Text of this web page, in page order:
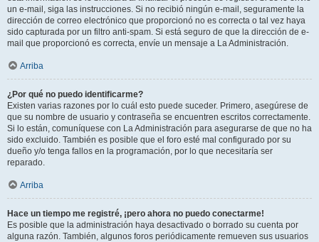
un e-mail, siga las instrucciones. Si no recibió ningún e-mail, seguramente la
dirección de correo electrónico que proporcionó no es correcta o tal vez haya
sido capturada por un filtro anti-spam. Si está seguro de que la dirección de e-
mail que proporcionó es correcta, envíe un mensaje a La Administración.
Arriba
¿Por qué no puedo identificarme?
Existen varias razones por lo cuál esto puede suceder. Primero, asegúrese de
que su nombre de usuario y contraseña se encuentren escritos correctamente.
Si lo están, comuníquese con La Administración para asegurarse de que no ha
sido excluido. También es posible que el foro esté mal configurado por su
dueño y/o tenga fallos en la programación, por lo que necesitaría ser
reparado.
Arriba
Hace un tiempo me registré, ¡pero ahora no puedo conectarme!
Es posible que la administración haya desactivado o borrado su cuenta por
alguna razón. También, algunos foros periódicamente remueven sus usuarios